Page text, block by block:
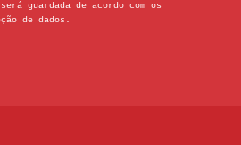
guardada de acordo com os
de dados.